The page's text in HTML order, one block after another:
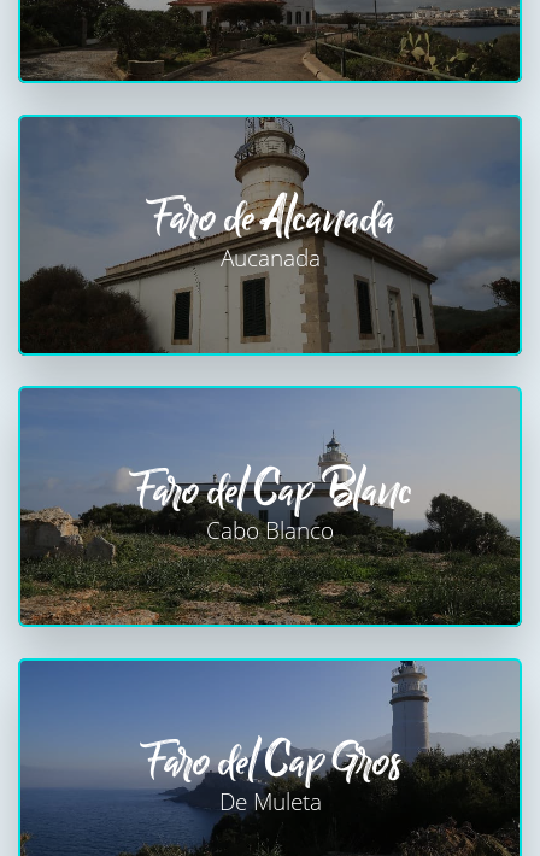
Faro de Alcanada
Aucanada
Faro del Cap Blanc
Cabo Blanco
Faro del Cap Gros
De Muleta